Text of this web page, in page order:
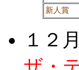
新人賞
１２